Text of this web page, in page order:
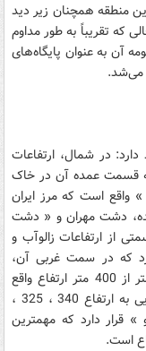
منطقه همچنان زیر دید
که تقریباً به طور مداوم
آن به عنوان پایگاه‌های
می‌شد.
در شمال، ارتفاعات
قسمت عمده آن در خاک
» واقع است که مرز ایران
دشت مهران و « دشت
از ارتفاعات زالوآب و
که در سمت غربی آن،
ارتفاعات نمه‌کلان‌بو، با قللی بیش از 200 و کمتر از 400 متر ارتفاع واقع
است. همچنین ارتفاعات زالوآب که دارای تپه‌هایی به ارتفاع 340 ، 325 ،
» قرار دارد که مهمترین